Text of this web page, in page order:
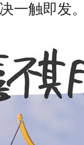
一触即发